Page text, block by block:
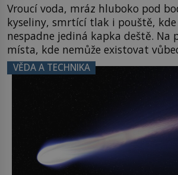
Vroucí voda, mráz hluboko pod
kyseliny, smrtící tlak i pouště, kde
nespadne jediná kapka deště. Na
místa, kde nemůže existovat
právě tady vědci objevují
posouvají hranice života. Každý
naše představy o tom, co všechno
napovídá, kde bychom jednou […]
VĚDA A TECHNIKA